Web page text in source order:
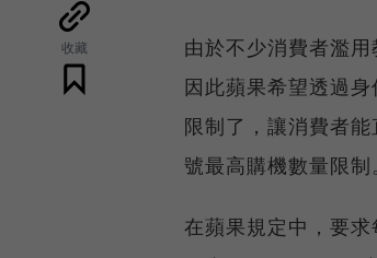
收藏
由於不少消費者濫
因此蘋果希望透過
限制了，讓消費者
號最高購機數量限制
在蘋果規定中，要